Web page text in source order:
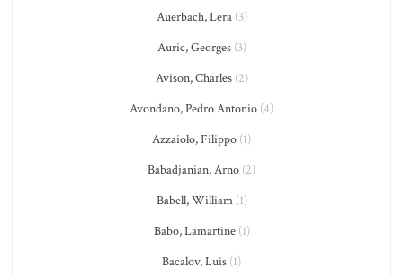
Auerbach, Lera(3)
Auric, Georges(3)
Avison, Charles(2)
Avondano, Pedro Antonio (4)
Azzaiolo, Filippo (1)
Babadjanian, Arno (2)
Babell, William(1)
Babo, Lamartine(1)
Bacalov, Luis (1)